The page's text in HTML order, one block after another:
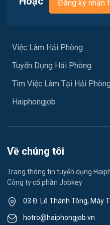
Vận chuyển / Giao nhận / Kho
Y tế
May mặc
Lái xe
Việc làm An Hải
Việc làm An Phong
Việc làm Hải Dương
Việc làm Nam Đồng
Việc làm Tân Hưng
Đăng ký nhận
Việc Làm Hải Phòng
Tuyển Dụng Hải Phòng
Tìm Việc Làm Tại Hải Phòng
Haiphongjob
Về chúng tôi
Trang thông tin tuyển dụng
Công ty cổ phần Jobkey
03 Đ. Lê Thánh Tông, Máy
hotro@haiphongjob.vn